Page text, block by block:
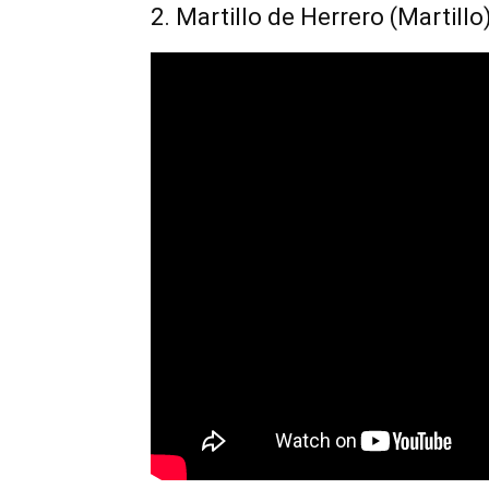
2. Martillo de Herrero